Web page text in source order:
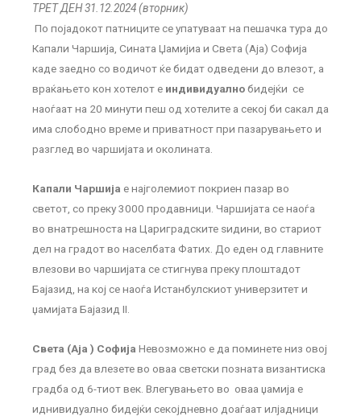
ТРЕТ ДЕН 31.12.2024 (вторник)
По појадокот патниците се упатуваат на пешачка тура до
Капали Чаршија, Сината Џамијиа и Света (Аја) Софија
каде заедно со водичот ќе бидат одведени до влезот, а
враќањето кон хотелот е индивидуалнобидејќи се
наоѓаат на 20 минути пеш од хотелите а секој би сакал да
има слободно време и приватност при пазарувањето и
разглед во чаршијата и околината.
Капали Чаршија е најголемиот покриен пазар во
светот, со преку 3000 продавници. Чаршијата се наоѓа
во внатрешноста на Цариградските ѕидини, во стариот
дел на градот во населбата Фатих. До еден од главните
влезови во чаршијата се стигнува преку плоштадот
Бајазид, на кој се наоѓа Истанбулскиот универзитет и
џамијата Бајазид II.
Света (Аја ) Софија Невозможно е да поминете низ овој
град без да влезете во оваа светски позната византиска
градба од 6-тиот век. Влегувањето во оваа џамија е
иднивидуално бидејќи секојдневно доаѓаат илјадници